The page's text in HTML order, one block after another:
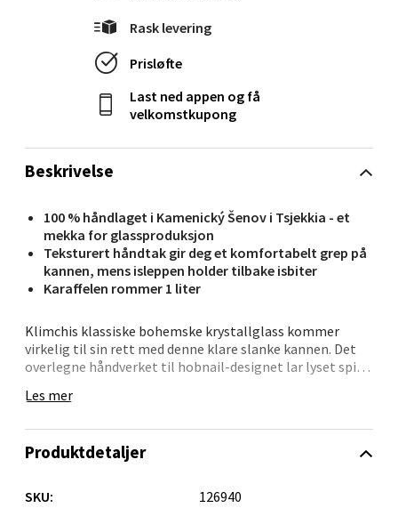
Beskrivelse
100 % håndlaget i Kamenický Šenov i Tsjekkia - et
mekka for glassproduksjon
Teksturert håndtak gir deg et komfortabelt grep på
kannen, mens isleppen holder tilbake isbiter
Karaffelen rommer 1 liter
Klimchis klassiske bohemske krystallglass kommer
virkelig til sin rett med denne klare slanke kannen. Det
overlegne håndverket til hobnail-designet lar lyset spille
det til et virkelig fantastisk midtstykke for alle de
teksturert håndtak gir deg et komfortabelt grep på
Klimchi-produkter er 100 % håndlagde og hvert produkt
Les mer
Rask levering
Prisløfte
Last ned appen og få
velkomstkupong
Produktdetaljer
SKU:
126940
Åpent i dag 10-19
0 i butikk
Thon Senter Orkanger, Orkdalsveien 113, 7300
Orkanger
Åpent i dag 09-20
0 i butikk
Velg
Sandvika - Thon Senter Sandvika
Åpent i dag 10-21